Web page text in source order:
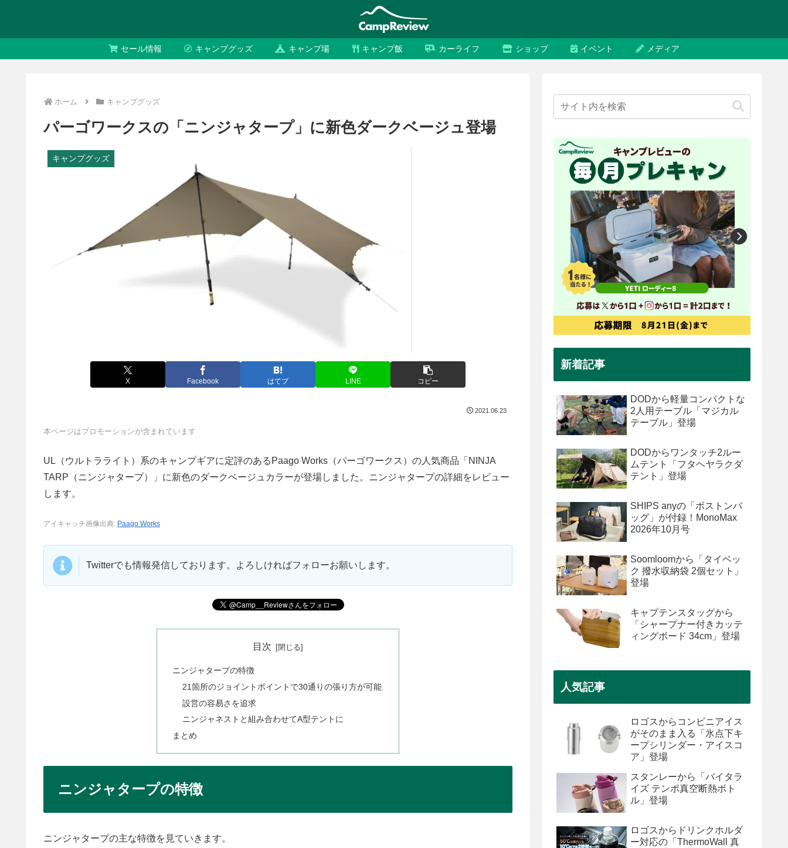
セール情報 キャンプグッズ キャンプ場 キャンプ飯 カーライフ ショップ イベント メディア
ホーム キャンプグッズ
パーゴワークスの「ニンジャタープ」に新色ダークベージュ登場
キャンプグッズ
X Facebook はてブ LINE コピー
2021.06.23
本ページはプロモーションが含まれています
UL（ウルトラライト）系のキャンプギアに定評のあるPaago Works（パーゴワークス）の人気商品「NINJA
TARP（ニンジャタープ）」に新色のダークベージュカラーが登場しました。ニンジャタープの詳細をレビュー
します。
アイキャッチ画像出典: Paago Works
Twitterでも情報発信しております。よろしければフォローお願いします。
目次
ニンジャタープの特徴
21箇所のジョイントポイントで30通りの張り方が可能
設営の容易さを追求
ニンジャネストと組み合わせてA型テントに
まとめ
ニンジャタープの特徴
ニンジャタープの主な特徴を見ていきます。
新着記事
DODから軽量コンパクトな
2人用テーブル「マジカル
テーブル」登場
DODからワンタッチ2ルー
ムテント「フタヘヤラクダ
テント」登場
SHIPS anyの「ボストンバ
ッグ」が付録！MonoMax
2026年10月号
Soomloomから「タイベッ
ク 撥水収納袋 2個セット」
登場
キャプテンスタッグから
「シャープナー付きカッテ
ィングボード 34cm」登場
人気記事
ロゴスからコンビニアイス
がそのまま入る「氷点下キ
ープシリンダー・アイスコ
ア」登場
スタンレーから「バイタラ
イズ テンポ真空断熱ボト
ル」登場
ロゴスからドリンクホルダ
ー対応の「ThermoWall 真